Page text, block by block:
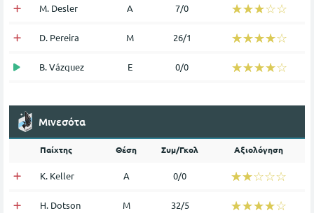
M. Desler Α 7/0 ☆☆☆☆☆
★★★★★
D. Pereira Μ 26/1 ☆☆☆☆☆
★★★★★
B. Vázquez Ε 0/0 ☆☆☆☆☆
★★★★★
Μινεσότα
Παίχτης Θέση Συμ/Γκολ Αξιολόγηση
K. Keller Α 0/0 ☆☆☆☆☆
★★★★★
H. Dotson Μ 32/5 ☆☆☆☆☆
★★★★★